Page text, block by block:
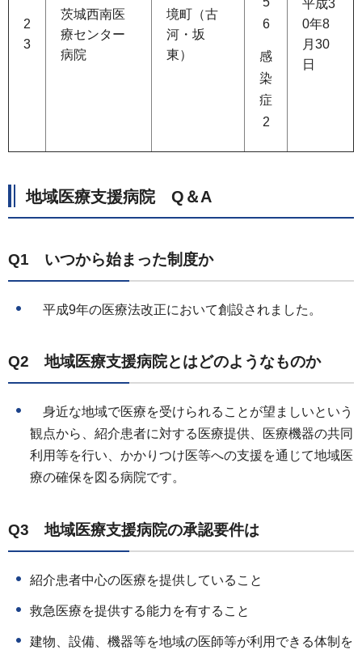
2
3
茨城西南医
療センター
病院
境町（古
河・坂
東）
6
感
染
症
2
平成3
0年8
月30
日
地域医療支援病院 Q＆A
Q1 いつから始まった制度か
平成9年の医療法改正において創設されました。
Q2 地域医療支援病院とはどのようなものか
身近な地域で医療を受けられることが望ましいという
観点から、紹介患者に対する医療提供、医療機器の共同
利用等を行い、かかりつけ医等への支援を通じて地域医
療の確保を図る病院です。
Q3 地域医療支援病院の承認要件は
紹介患者中心の医療を提供していること
救急医療を提供する能力を有すること
建物、設備、機器等を地域の医師等が利用できる体制を